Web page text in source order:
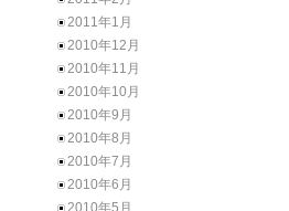
2011年1月
2010年12月
2010年11月
2010年10月
2010年9月
2010年8月
2010年7月
2010年6月
2010年5月